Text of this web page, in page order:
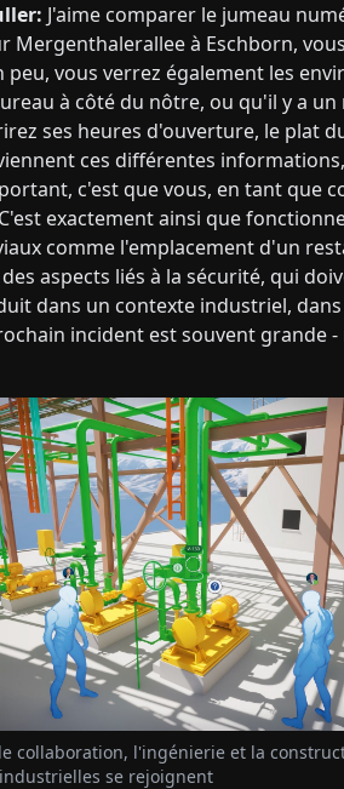
J'aime comparer le jumeau
Mergenthalerallee à Eschborn,
peu, vous verrez également les
à côté du nôtre, ou qu'il y a
ses heures d'ouverture, le plat
ces différentes
c'est que vous, en tant que
exactement ainsi que
comme l'emplacement d'un
aspects liés à la sécurité, qui
dans un contexte industriel,
incident est souvent grande
collaboration, l'ingénierie et la
se rejoignent